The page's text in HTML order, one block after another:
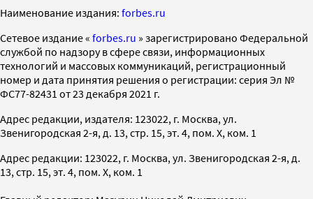
Наименование издания: forbes.ru
Cетевое издание « forbes.ru » зарегистрировано Федеральной
службой по надзору в сфере связи, информационных
технологий и массовых коммуникаций, регистрационный
номер и дата принятия решения о регистрации: серия Эл №
ФС77-82431 от 23 декабря 2021 г.
Адрес редакции, издателя: 123022, г. Москва, ул.
Звенигородская 2-я, д. 13, стр. 15, эт. 4, пом. X, ком. 1
Адрес редакции: 123022, г. Москва, ул. Звенигородская 2-я, д.
13, стр. 15, эт. 4, пом. X, ком. 1